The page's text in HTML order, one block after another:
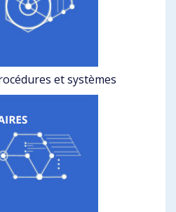
et systèmes